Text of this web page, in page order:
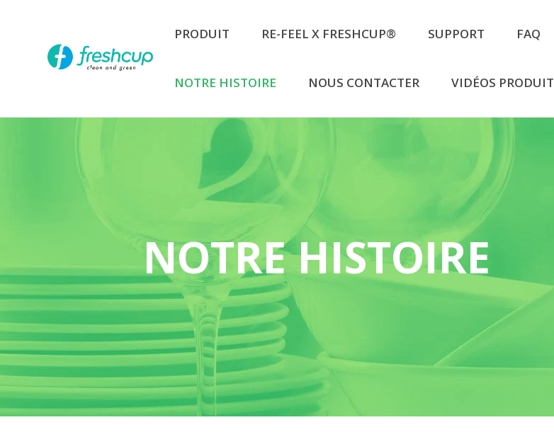
PRODUIT RE-FEEL X FRESHCUP® SUPPORT FAQ
NOTRE HISTOIRE NOUS CONTACTER VIDÉOS PRODUIT
NOTRE HISTOIRE